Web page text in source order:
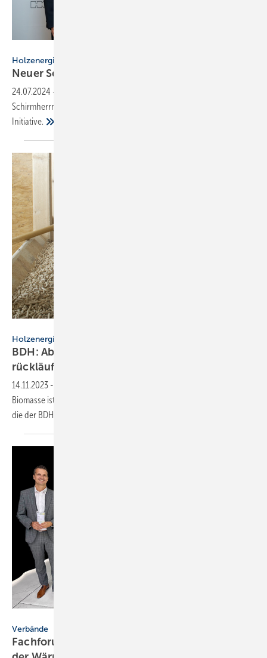
Holzenergie
Neuer Schirm­herr für die Initiative
24.07.2024 -
Schirmherrn: Michael Theurer übernimmt die Schirmherrschaft der
Initiative.
Holzenergie
BDH: Absatz von Biomasse-Heizungen stark
rückläufig
14.11.2023 -
Biomasse ist stark rückläufig. Das geht aus der Herbststatistik hervor,
die der BDH am 09. November 2023 vorgelegt
Verbände
Fachforum: „Holzenergie: Hidden Champion